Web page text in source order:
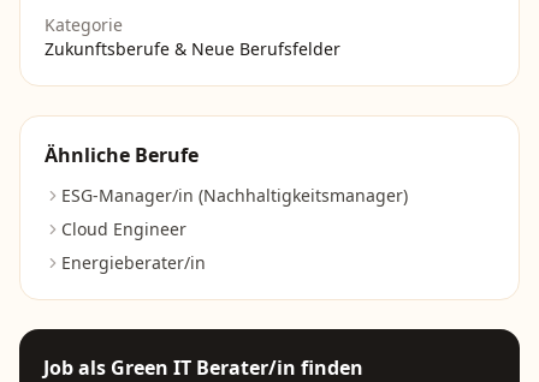
Kategorie
Zukunftsberufe & Neue Berufsfelder
Ähnliche Berufe
ESG-Manager/in (Nachhaltigkeitsmanager)
Cloud Engineer
Energieberater/in
Job als Green IT Berater/in finden